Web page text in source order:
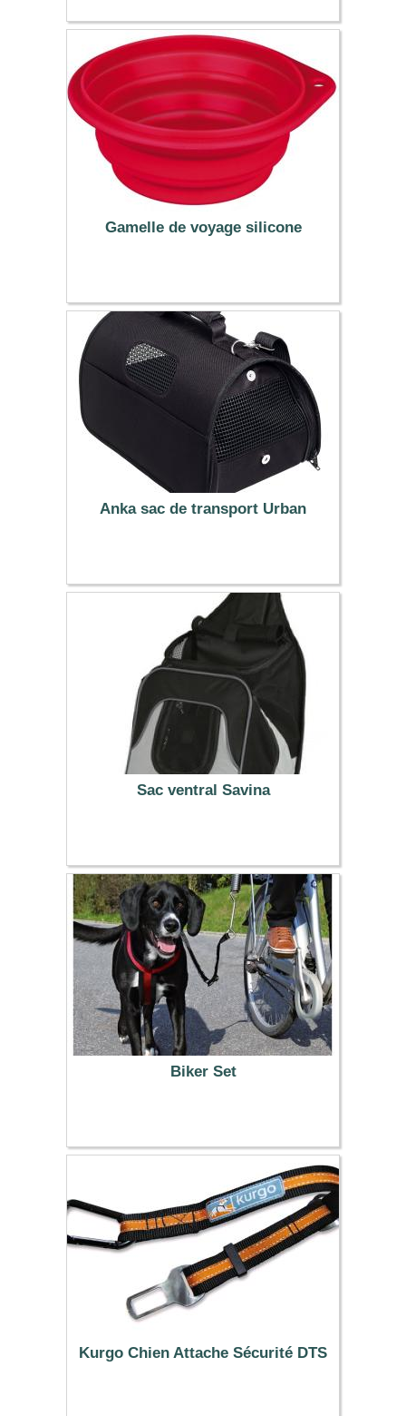
34.99 €
Gamelle de voyage silicone
7.99 €
Anka sac de transport Urban
22.99 €
Sac ventral Savina
34.99 €
Biker Set
29.99 €
Kurgo Chien Attache Sécurité DTS